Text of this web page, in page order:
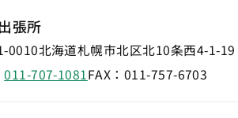
張所
0010北海道札幌市北区北10条西4-1-
011-707-1081FAX： 011-757-6703